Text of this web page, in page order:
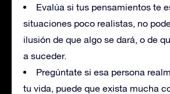
Evalúa si tus pensamientos te
situaciones poco realistas, no
ilusión de que algo se dará, o de
a suceder.
Pregúntate si esa persona
tu vida, puede que exista mucha